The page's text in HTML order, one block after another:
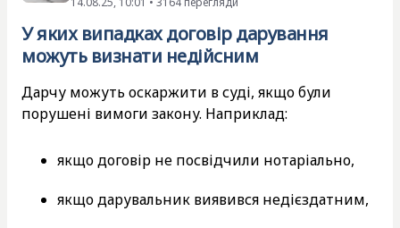
У яких випадках договір дарування
можуть визнати недійсним
Дарчу можуть оскаржити в суді, якщо були
порушені вимоги закону. Наприклад:
якщо договір не посвідчили нотаріально,
якщо дарувальник виявився недієздатним,